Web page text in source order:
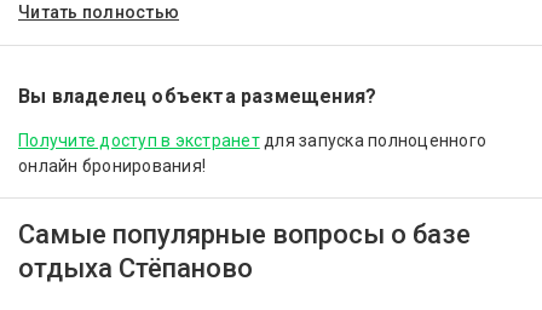
Читать полностью
Вы владелец объекта размещения?
Получите доступ в экстранетдля запуска полноценного
онлайн бронирования!
Самые популярные вопросы о базе
отдыха Стёпаново